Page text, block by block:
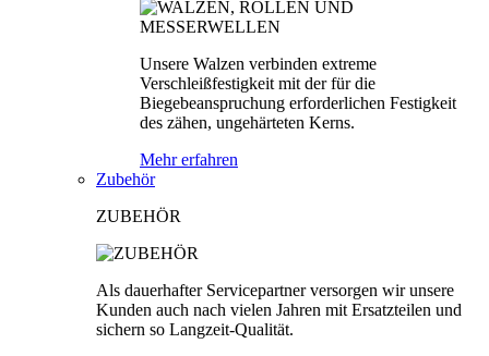
Unsere Walzen verbinden extreme
Verschleißfestigkeit mit der für die
Biegebeanspruchung erforderlichen Festigkeit
des zähen, ungehärteten Kerns.
Mehr erfahren
Zubehör
ZUBEHÖR
Als dauerhafter Servicepartner versorgen wir unsere
Kunden auch nach vielen Jahren mit Ersatzteilen und
sichern so Langzeit-Qualität.